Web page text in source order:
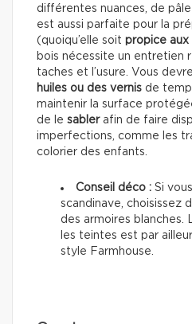
différentes nuances, de
est aussi parfaite pour la
(quoiqu’elle soit propice aux
bois nécessite un entretien
taches et l’usure. Vous
huiles ou des vernis de
maintenir la surface
de le sablerafin de faire
imperfections, comme les
colorier des enfants.
Conseil déco : Si
scandinave, choisissez
des armoires blanches.
les teintes est par
style Farmhouse.